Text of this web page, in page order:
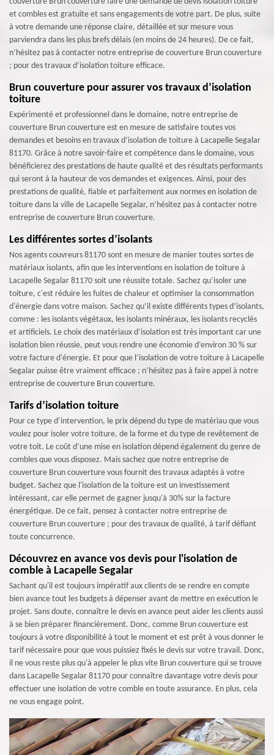
et combles est gratuite et sans engagements de votre part. De plus, suite
à votre demande une réponse claire, détaillée et sur mesure vous
parviendra dans les plus brefs délais (en moins de 24 heures). De ce fait,
n’hésitez pas à contacter notre entreprise de couverture Brun couverture
; pour des travaux d’isolation toiture efficace.
Brun couverture pour assurer vos travaux d’isolation
toiture
Expérimenté et professionnel dans le domaine, notre entreprise de
couverture Brun couverture est en mesure de satisfaire toutes vos
demandes et besoins en travaux d’isolation de toiture à Lacapelle Segalar
81170. Grâce à notre savoir-faire et compétence dans le domaine, vous
bénéficierez des prestations de haute qualité et des résultats performants
qui seront à la hauteur de vos demandes et exigences. Ainsi, pour des
prestations de qualité, fiable et parfaitement aux normes en isolation de
toiture dans la ville de Lacapelle Segalar, n’hésitez pas à contacter notre
entreprise de couverture Brun couverture.
Les différentes sortes d’isolants
Nos agents couvreurs 81170 sont en mesure de manier toutes sortes de
matériaux isolants, afin que les interventions en isolation de toiture à
Lacapelle Segalar 81170 soit une réussite totale. Sachez qu’isoler une
toiture, c'est réduire les fuites de chaleur et optimiser la consommation
d'énergie dans votre maison. Sachez qu’il existe différents types d’isolants,
comme : les isolants végétaux, les isolants minéraux, les isolants recyclés
et artificiels. Le choix des matériaux d’isolation est très important car une
isolation bien réussie, peut vous rendre une économie d’environ 30 % sur
votre facture d'énergie. Et pour que l’isolation de votre toiture à Lacapelle
Segalar puisse être vraiment efficace ; n’hésitez pas à faire appel à notre
entreprise de couverture Brun couverture.
Tarifs d’isolation toiture
Pour ce type d’intervention, le prix dépend du type de matériau que vous
voulez pour isoler votre toiture, de la forme et du type de revêtement de
votre toit. Le coût d’une mise en isolation dépend également du genre de
combles que vous disposez. Mais sachez que notre entreprise de
couverture Brun couverture vous fournit des travaux adaptés à votre
budget. Sachez que l'isolation de la toiture est un investissement
intéressant, car elle permet de gagner jusqu'à 30% sur la facture
énergétique. De ce fait, pensez à contacter notre entreprise de
couverture Brun couverture ; pour des travaux de qualité, à tarif défiant
toute concurrence.
Découvrez en avance vos devis pour l'isolation de
comble à Lacapelle Segalar
Sachant qu'il est toujours impératif aux clients de se rendre en compte
bien avance tout les budgets à dépenser avant de mettre en exécution le
projet. Sans doute, connaître le devis en avance peut aider les clients aussi
à se bien préparer financièrement. Donc, comme Brun couverture est
toujours à votre disponibilité à tout le moment et est prêt à vous donner le
tarif nécessaire pour que vous puissiez fixés le devis sur votre travail. Donc,
il ne vous reste plus qu'à appeler le plus vite Brun couverture qui se trouve
dans Lacapelle Segalar 81170 pour connaître davantage votre devis pour
effectuer une isolation de votre comble en toute assurance. En plus, cela
ne vous engage point.